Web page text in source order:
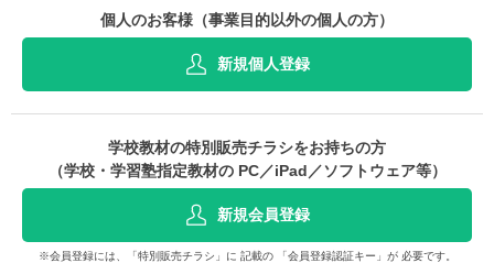
個人のお客様（事業目的以外の個人の方）
新規個人登録
学校教材の特別販売チラシをお持ちの方
（学校・学習塾指定教材の PC／iPad／ソフトウェア等）
新規会員登録
※会員登録には、「特別販売チラシ」に 記載の 「会員登録認証キー」が 必要です。